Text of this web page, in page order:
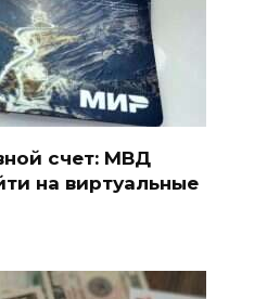
счет: МВД
на виртуальные